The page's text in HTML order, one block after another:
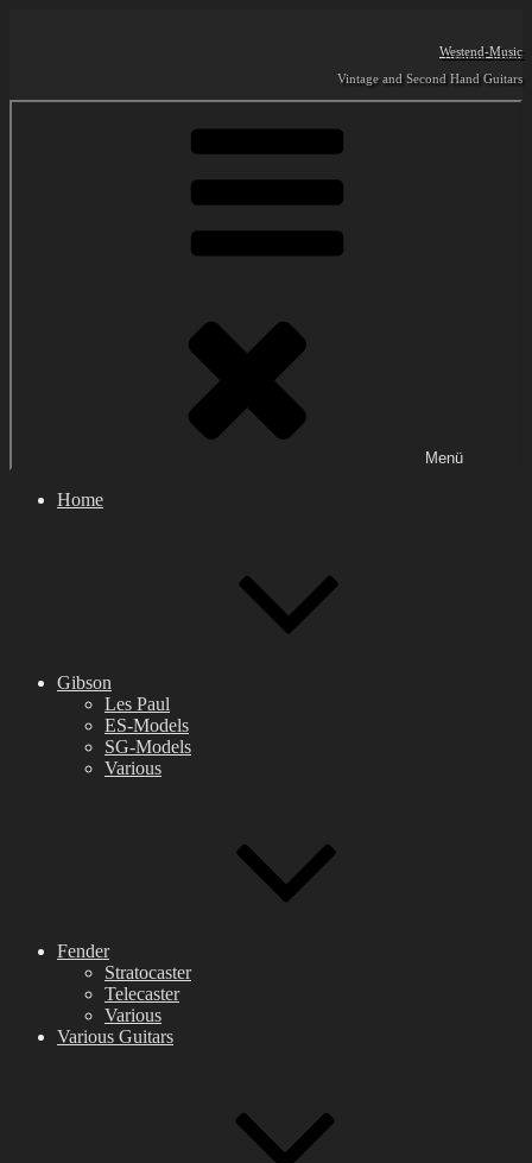
Westend-Music
Vintage and Second Hand Guitars
Menü
Home
Gibson
Les Paul
ES-Models
SG-Models
Various
Fender
Stratocaster
Telecaster
Various
Various Guitars